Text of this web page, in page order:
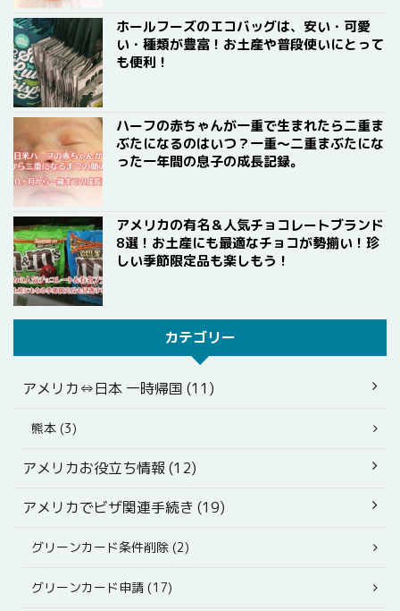
ホールフーズのエコバッグは、安い・可愛
い・種類が豊富！お土産や普段使いにとって
も便利！
ハーフの赤ちゃんが一重で生まれたら二重ま
ぶたになるのはいつ？一重〜二重まぶたにな
った一年間の息子の成長記録。
アメリカの有名＆人気チョコレートブランド
8選！お土産にも最適なチョコが勢揃い！珍
しい季節限定品も楽しもう！
カテゴリー
アメリカ⇔日本 一時帰国 (11)
熊本 (3)
アメリカお役立ち情報 (12)
アメリカでビザ関連手続き (19)
グリーンカード条件削除 (2)
グリーンカード申請 (17)